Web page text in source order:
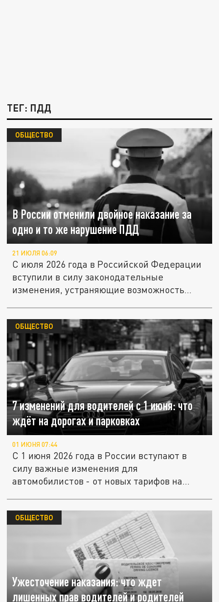
ТЕГ: ПДД
В России отменили двойное наказание за
одно и то же нарушение ПДД
ОБЩЕСТВО
21 ИЮЛЯ 06:09
С июля 2026 года в Российской Федерации
вступили в силу законодательные
изменения, устраняющие возможность...
7 изменений для водителей с 1 июня: что
ждёт на дорогах и парковках
ОБЩЕСТВО
01 ИЮНЯ 07:44
С 1 июня 2026 года в России вступают в
силу важные изменения для
автомобилистов - от новых тарифов на
Ужесточение наказания: что ждет
лишенных прав водителей и родителей
ОБЩЕСТВО